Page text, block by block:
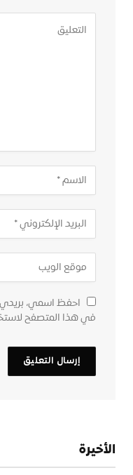
احفظ اسمي، بريدي
في هذا المتصفح
الأخيرة